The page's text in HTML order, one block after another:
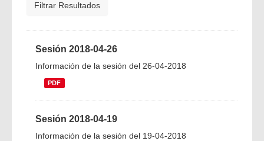
Filtrar Resultados
Sesión 2018-04-26
Información de la sesión del 26-04-2018
PDF
Sesión 2018-04-19
Información de la sesión del 19-04-2018